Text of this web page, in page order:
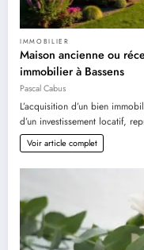
IMMOBILIER
Maison ancienne ou
immobilier à Bassens
Pascal Cabus
L’acquisition d’un bien
d’un investissement locatif,
Voir article complet